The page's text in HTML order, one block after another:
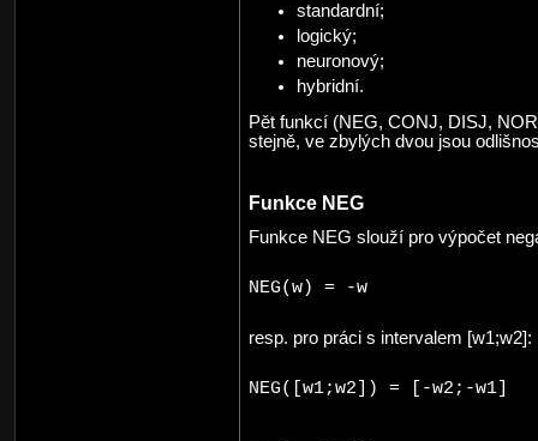
standardní;
logický;
neuronový;
hybridní.
Pět funkcí (NEG, CONJ, DISJ,
stejně, ve zbylých dvou jsou
Funkce NEG
Funkce NEG slouží pro výpočet
NEG(w) = -w
resp. pro práci s intervalem [w1;w2]:
NEG([w1;w2]) = [-w2;-w1]